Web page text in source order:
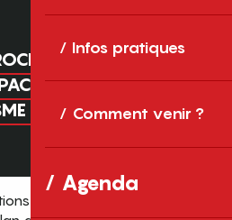
Infos pratiques
Comment venir ?
Agenda
PRO
D'AFFAIRES
légales